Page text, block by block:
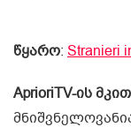
წყარო: Stranieri
AprioriTV-ის